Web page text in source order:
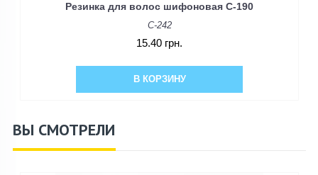
Резинка для волос шифоновая C-190
C-242
15.40 грн.
В КОРЗИНУ
ВЫ СМОТРЕЛИ